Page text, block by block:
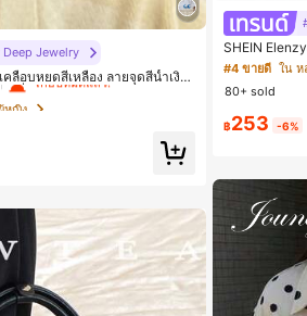
Deep Jewelry
คลือบหยดสีเหลือง ลายจุดสีน้ำเงิน
ฟชั่นส่วนตัว หวานและสง่างาม
สำหรับการเดินทาง งานแต่งงาน
สต์มาส 2026
ญิง
เกือบหมดแล้ว!
หญิง
หญิง
ญิง
SHEIN
บฤดูใบไม้ผลิ/ฤ
ประจำวันและ
ญา, เทศกาลด
#4 ขายดี ใน ห
80+ sold
฿253 -6%